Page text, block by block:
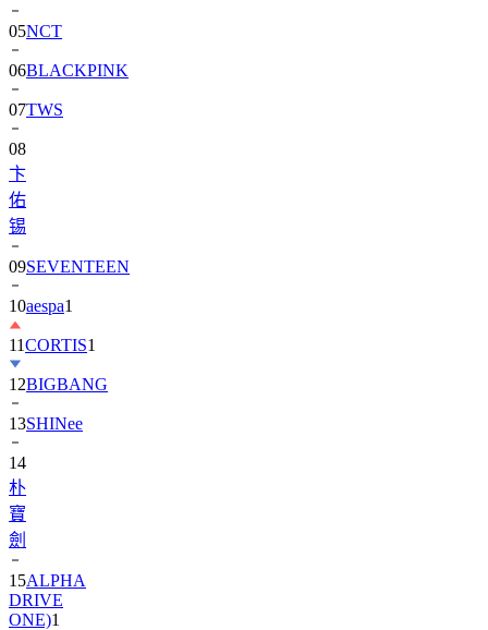
05NCT
06BLACKPINK
07TWS
08
卞
佑
锡
09SEVENTEEN
10aespa1
11CORTIS1
12BIGBANG
13SHINee
14
朴
寶
劍
15ALPHA
DRIVE
ONE)1